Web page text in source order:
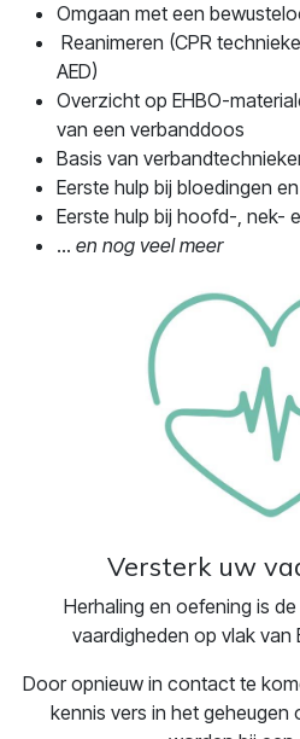
Omgaan met een
Reanimeren (CPR
AED)
Overzicht op EHBO-
van een verbanddoos
Basis van
Eerste hulp bij bloedingen
Eerste hulp bij hoofd-, nek-
... en nog veel meer
Versterk uw
Herhaling en oefening is
vaardigheden op vlak van
Door opnieuw in contact te
kennis vers in het geheugen